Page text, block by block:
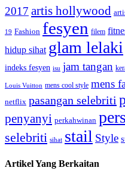
2017 artis hollywood
19 Fashion fesyen filem
hidup sihat glam lelaki
indeks fesyen isu jam tangan
Louis Vuitton mens cool style mens
netflix pasangan selebriti
penyanyi perkahwinan
selebriti sihat stail Style
Artikel Yang Berkaitan